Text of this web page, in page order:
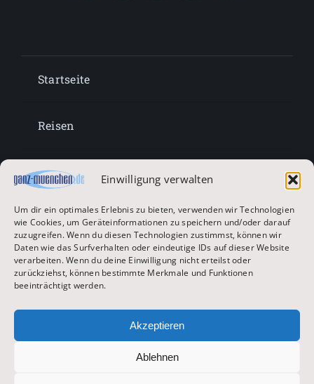
Einwilligung verwalten
Um dir ein optimales Erlebnis zu bieten, verwenden wir Technologien
wie Cookies, um Geräteinformationen zu speichern und/oder darauf
zuzugreifen. Wenn du diesen Technologien zustimmst, können wir
Daten wie das Surfverhalten oder eindeutige IDs auf dieser Website
verarbeiten. Wenn du deine Einwilligung nicht erteilst oder
zurückziehst, können bestimmte Merkmale und Funktionen
beeinträchtigt werden.
Akzeptieren
Ablehnen
Startseite
Reisen
Lifestyle
Entertainment
Oktoberfest & Volksfeste
Zur Hauptseite